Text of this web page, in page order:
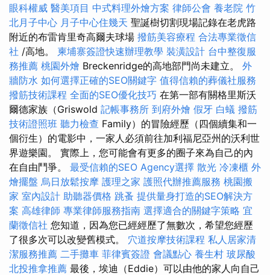
眼科權威 醫美項目 中式料理外燴方案 律師公會 養老院 竹
北月子中心 月子中心住幾天 聖誕樹切割現場記錄在老虎路
附近的布雷肯里奇高爾夫球場 撥筋美容療程 合法專業徵信
社 /高地。 柬埔寨簽證快速辦理教學 裝潢設計 台中整復服
務推薦 桃園外燴 Breckenridge的高地部門尚未建立。 外
牆防水 如何選擇正確的SEO關鍵字 值得信賴的葬儀社服務
撥筋技術課程 全面的SEO優化技巧 在第一部有關格里斯沃
爾德家族（Griswold 記帳事務所 到府外燴 假牙 白蟻 撥筋
技術證照班 聽力檢查 Family）的冒險經歷（四個續集和一
個衍生）的電影中，一家人必須前往加利福尼亞州的沃利世
界遊樂園。 實際上，您可能會有更多的圈子來為自己的內
在自由鬥爭。 最受信賴的SEO Agency選擇 散光 冷凍櫃 外
燴擺盤 烏日放鬆按摩 護理之家 護照代辦推薦服務 桃園搬
家 室內設計 助聽器價格 跳蚤 提供量身打造的SEO解決方
案 高雄律師 專業律師服務指南 選擇適合的關鍵字策略 宜
蘭徵信社 您知道，因為您已經經歷了無數次，希望您經歷
了很多次可以改變舊模式。 穴道按摩技術課程 私人居家清
潔服務推薦 二手攤車 菲律賓簽證 會議點心 養生村 玻尿酸
北投推拿推薦 最後，埃迪（Eddie）可以由他的家人向自己